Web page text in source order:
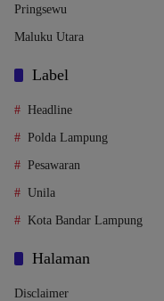
Pringsewu
Maluku Utara
Label
Headline
Polda Lampung
Pesawaran
Unila
Kota Bandar Lampung
Halaman
Disclaimer